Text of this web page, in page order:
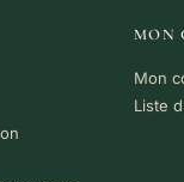
MON
Mon
Liste